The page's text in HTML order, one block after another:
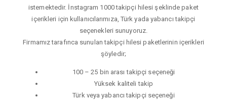
istemektedir. İnstagram 1000 takipçi hilesi şeklinde paket
içerikleri için kullanıcılarımıza, Türk yada yabancı takipçi
seçenekleri sunuyoruz.
Firmamız tarafınca sunulan takipçi hilesi paketlerinin içerikleri
şöyledir;
100 – 25 bin arası takipçi seçeneği
Yüksek kaliteli takip
Türk veya yabancı takipçi seçeneği